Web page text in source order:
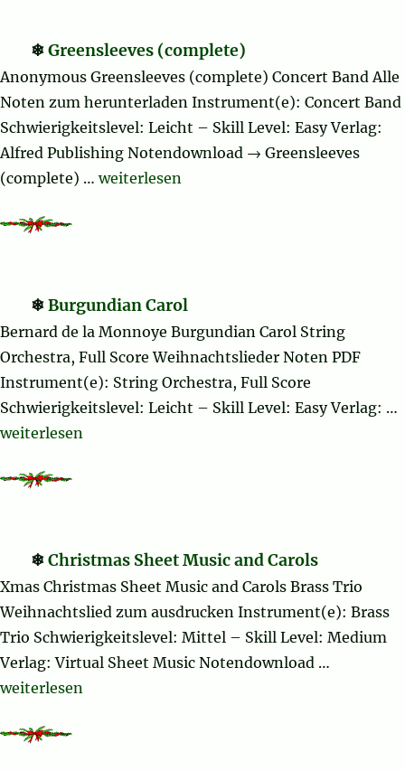
Greensleeves (complete)
Anonymous Greensleeves (complete) Concert Band Alle
Noten zum herunterladen Instrument(e): Concert Band
Schwierigkeitslevel: Leicht – Skill Level: Easy Verlag:
Alfred Publishing Notendownload → Greensleeves
(complete) …„Greensleeves (complete)“
weiterlesen
Burgundian Carol
Bernard de la Monnoye Burgundian Carol String
Orchestra, Full Score Weihnachtslieder Noten PDF
Instrument(e): String Orchestra, Full Score
Schwierigkeitslevel: Leicht – Skill Level: Easy Verlag: …
„Burgundian Carol“
weiterlesen
Christmas Sheet Music and Carols
Xmas Christmas Sheet Music and Carols Brass Trio
Weihnachtslied zum ausdrucken Instrument(e): Brass
Trio Schwierigkeitslevel: Mittel – Skill Level: Medium
Verlag: Virtual Sheet Music Notendownload …
„Christmas Sheet Music and Carols“
weiterlesen